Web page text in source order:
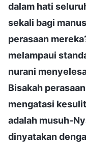
dalam hati
sekali bagi
perasaan
melampaui
nurani
Bisakah
mengatasi
adalah musuh-
dinyatakan